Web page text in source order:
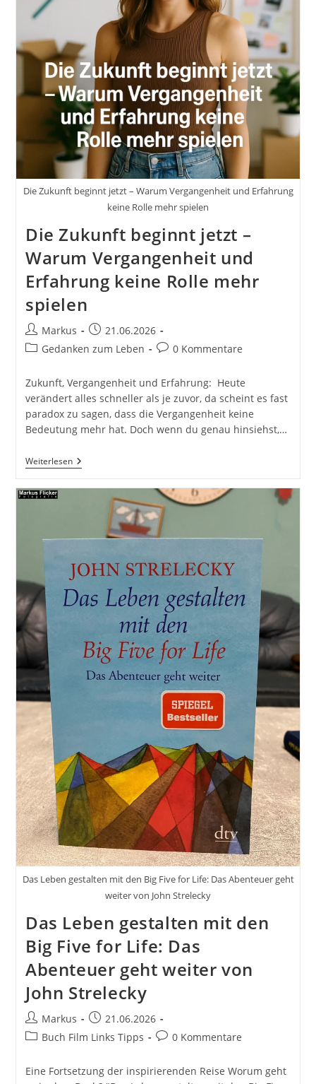
Die Zukunft beginnt jetzt – Warum Vergangenheit und Erfahrung
keine Rolle mehr spielen
Die Zukunft beginnt jetzt –
Warum Vergangenheit und
Erfahrung keine Rolle mehr
spielen
Beitrags-
Autor:
Markus
Beitrag
veröffentlicht:
21.06.2026
Beitrags-
Gedanken zum Leben
Beitrags-
0 Kommentare
Zukunft, Vergangenheit und Erfahrung: Heute
verändert alles schneller als je zuvor, da scheint es fast
paradox zu sagen, dass die Vergangenheit keine
Bedeutung mehr hat. Doch wenn du genau hinsiehst,…
WeiterlesenDie
Zukunft
Vergangenheit
Und
Keine
Rolle
Mehr
Spielen
Das Leben gestalten mit den Big Five for Life: Das Abenteuer geht
weiter von John Strelecky
Das Leben gestalten mit den
Big Five for Life: Das
Abenteuer geht weiter von
John Strelecky
Beitrags-
Autor:
Markus
Beitrag
veröffentlicht:
21.06.2026
Beitrags-
Buch Film Links Tipps
Beitrags-
0 Kommentare
Eine Fortsetzung der inspirierenden Reise Worum geht